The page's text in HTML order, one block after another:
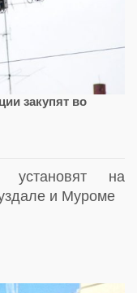
закупят во
на
и Муроме